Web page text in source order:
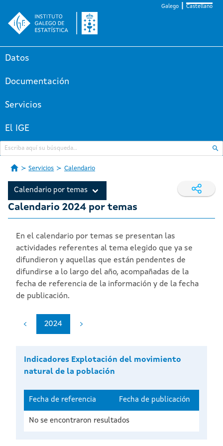
Galego Castellano
Datos
Documentación
Servicios
El IGE
Servicios Calendario
Calendario por temas
Calendario 2024 por temas
En el calendario por temas se presentan las
actividades referentes al tema elegido que ya se
difundieron y aquellas que están pendentes de
difundirse a lo largo del año, acompañadas de la
fecha de referencia de la información y de la fecha
de publicación.
2024
Indicadores Explotación del movimiento
natural de la población
Fecha de referencia Fecha de publicación
No se encontraron resultados